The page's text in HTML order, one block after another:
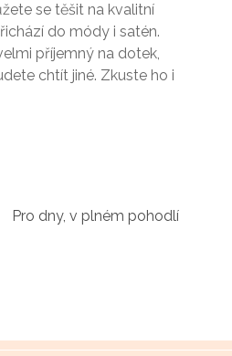
se těšit na kvalitní
do módy i satén.
příjemný na dotek,
chtít jiné. Zkuste ho i
Pro dny, v plném pohodlí